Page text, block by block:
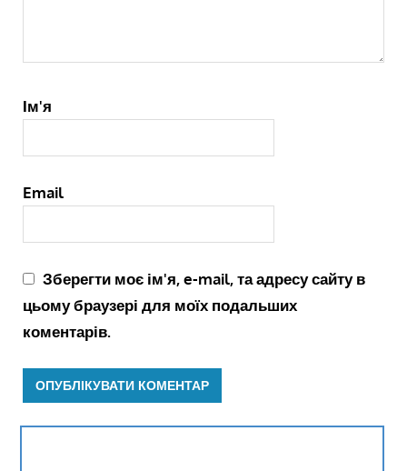
Ім'я
Email
Зберегти моє ім'я, e-mail, та адресу сайту в
цьому браузері для моїх подальших
коментарів.